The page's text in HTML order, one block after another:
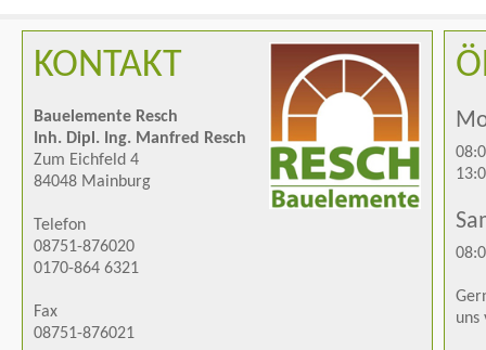
KONTAKT
Bauelemente Resch
Inh. Dipl. Ing. Manfred Resch
Zum Eichfeld 4
84048 Mainburg
Telefon
08751-876020
0170-864 6321
Fax
08751-876021
uns